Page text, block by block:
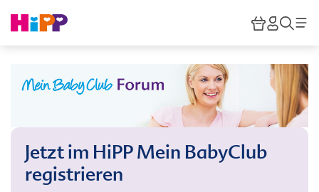
HiPP
Jetzt im HiPP Mein BabyClub
registrieren